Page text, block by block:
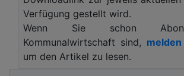
Unterstützung von OAS können
wirklich schnell und übersichtlich
Daten zugreifen und diese
auswerten.“
Verfügung gestellt wird.
Wenn Sie schon
Kommunalwirtschaft sind,
um den Artikel zu lesen.